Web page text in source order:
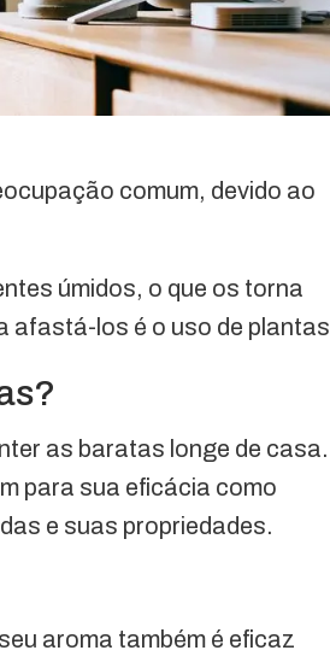
comum, devido ao
úmidos, o que os torna
afastá-los é o uso de plantas
as baratas longe de casa.
para sua eficácia como
e suas propriedades.
aroma também é eficaz